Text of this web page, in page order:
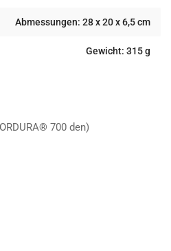
Abmessungen: 28 x 20 x 6,5 cm
Gewicht: 315 g
700 den)